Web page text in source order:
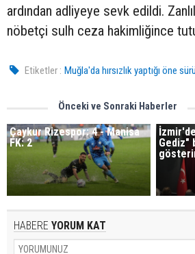
ardından adliyeye sevk edildi.
nöbetçi sulh ceza hakimliğince
Etiketler : Muğla'da hırsızlık yaptığı öne
Önceki ve Sonraki Haberler
Çaykur Rizespor: 4 - Manisa
FK: 2
Gediz"
HABERE YORUM KAT